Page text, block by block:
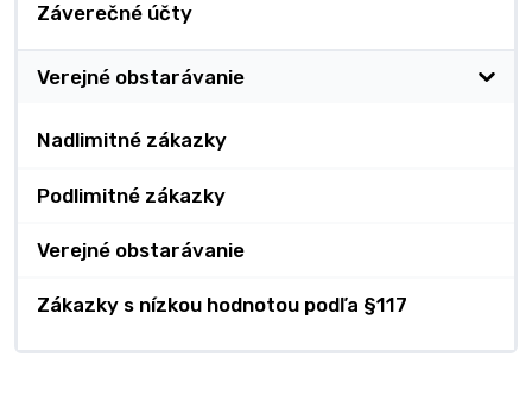
Záverečné účty
Verejné obstarávanie
Nadlimitné zákazky
Podlimitné zákazky
Verejné obstarávanie
Zákazky s nízkou hodnotou podľa §117